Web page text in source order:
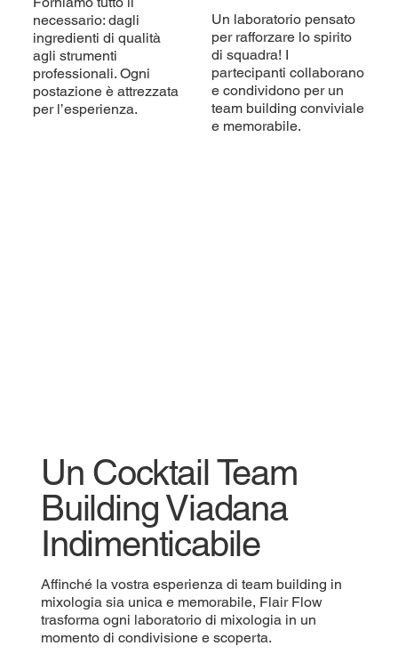
necessario: dagli
ingredienti di qualità
agli strumenti
professionali. Ogni
postazione è attrezzata
per l’esperienza.
Un laboratorio pensato
per rafforzare lo spirito
di squadra! I
partecipanti collaborano
e condividono per un
team building conviviale
e memorabile.
Un Cocktail Team
Building Viadana
Indimenticabile
Affinché la vostra esperienza di team building in
mixologia sia unica e memorabile, Flair Flow
trasforma ogni laboratorio di mixologia in un
momento di condivisione e scoperta.